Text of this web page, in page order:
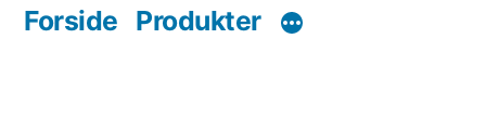
Forside Produkter